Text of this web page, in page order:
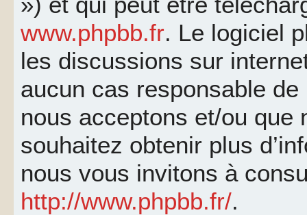
www.phpbb.fr. Le logiciel
les discussions sur
aucun cas responsable
nous acceptons et/ou que
souhaitez obtenir plus
nous vous invitons à
http://www.phpbb.fr/.